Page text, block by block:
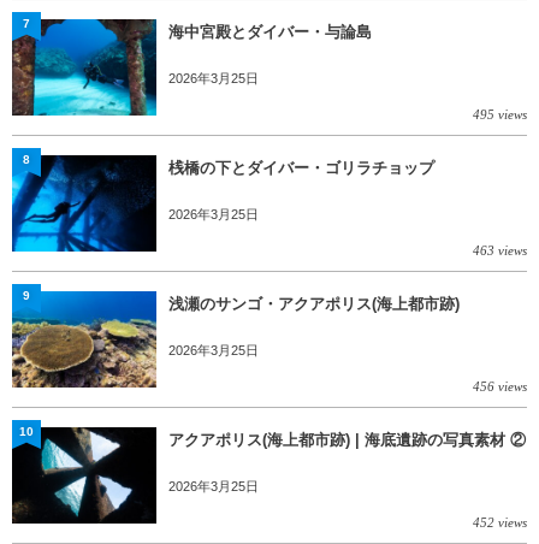
海中宮殿とダイバー・与論島
2026年3月25日
495 views
7
桟橋の下とダイバー・ゴリラチョップ
2026年3月25日
463 views
8
浅瀬のサンゴ・アクアポリス(海上都市跡)
2026年3月25日
456 views
9
アクアポリス(海上都市跡) | 海底遺跡の写真素材 ②
2026年3月25日
452 views
10